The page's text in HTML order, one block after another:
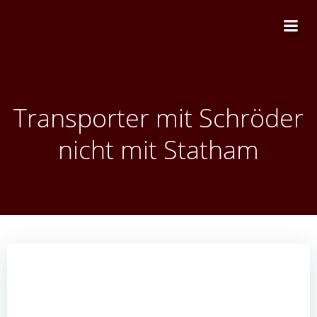
Transporter mit Schröder
nicht mit Statham